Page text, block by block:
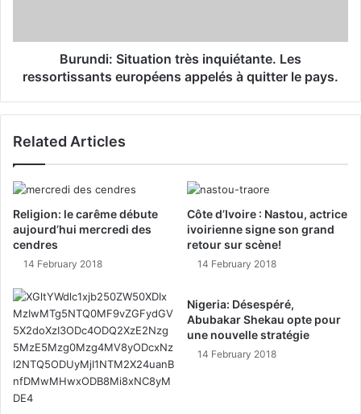
Burundi: Situation très inquiétante. Les
ressortissants européens appelés à quitter le pays.
Related Articles
Religion: le carême débute
aujourd’hui mercredi des
cendres
14 February 2018
Côte d’Ivoire : Nastou, actrice
ivoirienne signe son grand
retour sur scène!
14 February 2018
Nigeria: Désespéré,
Abubakar Shekau opte pour
une nouvelle stratégie
14 February 2018